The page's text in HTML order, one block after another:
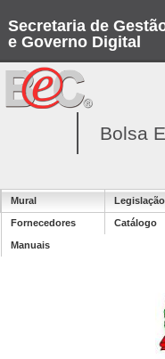
Secretaria de
e Governo Digital
Bolsa
Mural Legislação
Fornecedores Catálogo
Manuais